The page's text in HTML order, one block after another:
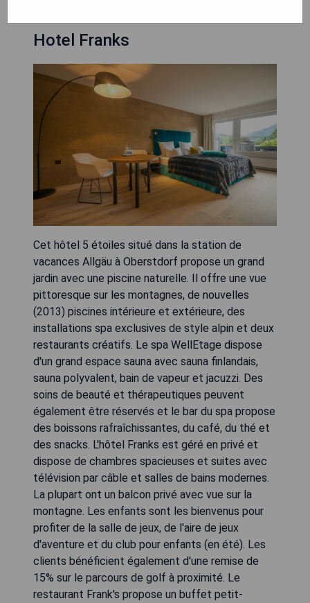
Hotel Franks
Cet hôtel 5 étoiles situé dans la station de
vacances Allgäu à Oberstdorf propose un grand
jardin avec une piscine naturelle. Il offre une vue
pittoresque sur les montagnes, de nouvelles
(2013) piscines intérieure et extérieure, des
installations spa exclusives de style alpin et deux
restaurants créatifs. Le spa WellEtage dispose
d'un grand espace sauna avec sauna finlandais,
sauna polyvalent, bain de vapeur et jacuzzi. Des
soins de beauté et thérapeutiques peuvent
également être réservés et le bar du spa propose
des boissons rafraîchissantes, du café, du thé et
des snacks. L'hôtel Franks est géré en privé et
dispose de chambres spacieuses et suites avec
télévision par câble et salles de bains modernes.
La plupart ont un balcon privé avec vue sur la
montagne. Les enfants sont les bienvenus pour
profiter de la salle de jeux, de l'aire de jeux
d'aventure et du club pour enfants (en été). Les
clients bénéficient également d'une remise de
15% sur le parcours de golf à proximité. Le
restaurant Frank's propose un buffet petit-